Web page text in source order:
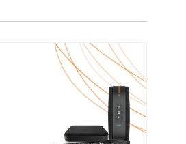
Fibre
12 mois puis 57,99 € par mois,